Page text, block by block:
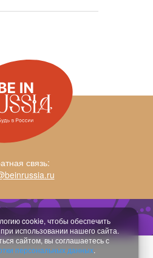
связь:
сайта:temeshov.ru
cookie, чтобы обеспечить
использовании нашего сайта.
сайтом, вы соглашаетесь с
персональных данных.